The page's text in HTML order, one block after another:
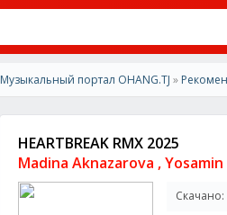
Музыкальный портал OHANG.TJ »
HEARTBREAK RMX 2025
Madina Aknazarova ,
Скачано: